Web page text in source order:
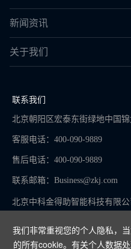
我们非常重视您的个人隐私，
的所有cookie。有关个人数据
新闻资讯
关于我们
联系我们
北京朝阳区宏泰东街绿地中国
客服电话：400-090-9889
售后电话：400-090-9889
联系邮箱： Business@zkj.com
北京中科金得助智能科技有限公